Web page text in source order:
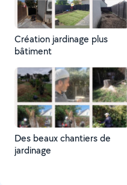
Création jardinage plus
bâtiment
Des beaux chantiers de
jardinage